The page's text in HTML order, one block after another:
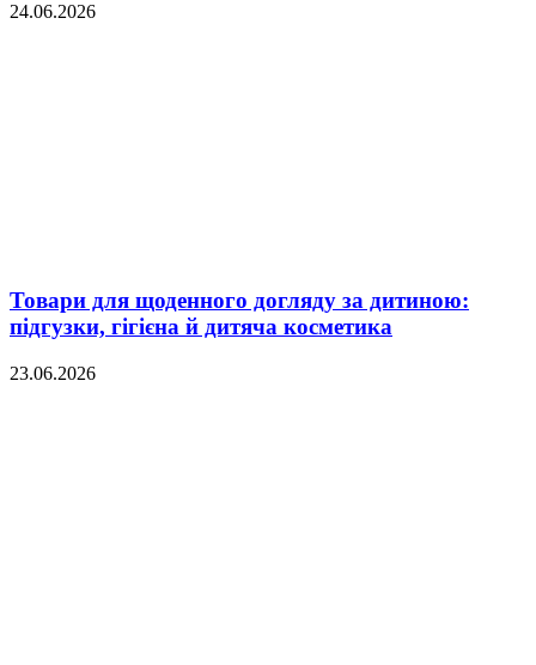
24.06.2026
Товари для щоденного догляду за дитиною:
підгузки, гігієна й дитяча косметика
23.06.2026